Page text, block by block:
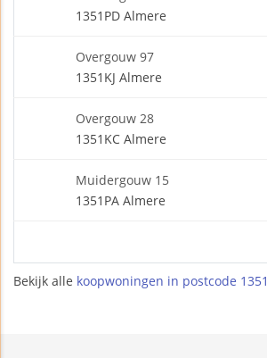
1351PD Almere
Overgouw 97
1351KJ Almere
Overgouw 28
1351KC Almere
Muidergouw 15
1351PA Almere
Bekijk alle koopwoningen in postcode 1351